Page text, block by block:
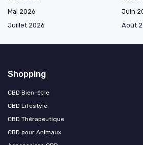
Mai 2026
Juin
Juillet 2026
Août
Shopping
CBD Bien-être
CBD Lifestyle
CBD Thérapeutique
CBD pour Animaux